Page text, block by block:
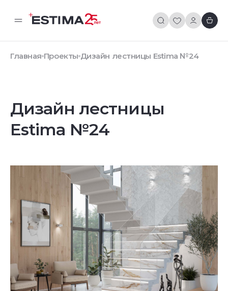
Главная Проекты Дизайн лестницы Estima №24
Дизайн лестницы
Estima №24